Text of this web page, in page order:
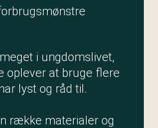
i ungdomslivet,
oplever at bruge flere
lyst og råd til.
række materialer og